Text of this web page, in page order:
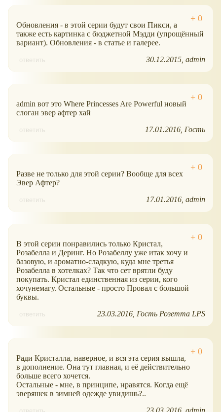
Обновления - в этой серии будут свои Пикси, а
также есть картинка с бюджетной Мэдди (упрощённый
вариант). Обновления - в статье и галерее.
ответить 30.12.2015 admin
admin вот это Where Princesses Are Powerful новый
слоган эвер афтер хай
ответить 17.01.2016 Гость
Разве не только для этой серии? Вообще для всех
Эвер Афтер?
ответить 17.01.2016 admin
В этой серии понравились только Кристал,
Розабелла и Деринг. Но Розабеллу уже итак хочу и
базовую, и ароматно-сладкую, куда мне третья
Розабелла в хотелках? Так что сет врятли буду
покупать. Кристал единственная из серии, кого
хочунемагу. Остальные - просто Провал с большой
буквы.
ответить 23.03.2016 Гость Розетта LPS
Ради Кристалла, наверное, и вся эта серия вышла,
в дополнение. Она тут главная, и её действительно
больше всего хочется.
Остальные - мне, в принципе, нравятся. Когда ещё
эверяшек в зимней одежде увидишь?..